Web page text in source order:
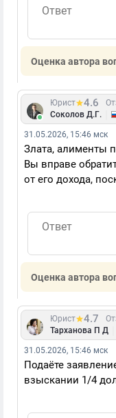
Оценка автора
Юрист 4.6
Соколов Д.Г.
31.05.2026, 15:46 мск
Злата, алименты
Вы вправе
от его дохода,
Оценка автора
Юрист 4.7
Тарханова П Д
31.05.2026, 15:46 мск
Подаёте
взыскании 1/4